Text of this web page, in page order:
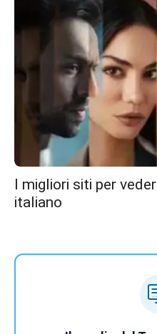
I migliori siti per
italiano